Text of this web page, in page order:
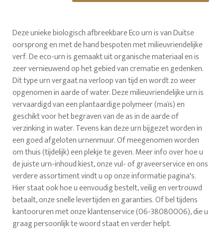
Deze unieke biologisch afbreekbare Eco urn is van Duitse
oorsprong en met de hand bespoten met milieuvriendelijke
verf. De eco-urn is gemaakt uit organische materiaal en is
zeer vernieuwend op het gebied van crematie en gedenken.
Dit type urn vergaat na verloop van tijd en wordt zo weer
opgenomen in aarde of water. Deze milieuvriendelijke urn is
vervaardigd van een plantaardige polymeer (maïs) en
geschikt voor het begraven van de as in de aarde of
verzinking in water. Tevens kan deze urn bijgezet worden in
een goed afgeloten urnenmuur. Of meegenomen worden
om thuis (tijdelijk) een plekje te geven. Meer info over hoe u
de juiste urn-inhoud kiest, onze vul- of graveerservice en ons
verdere assortiment vindt u op onze informatie pagina's.
Hier staat ook hoe u eenvoudig bestelt, veilig en vertrouwd
betaalt, onze snelle levertijden en garanties. Of bel tijdens
kantooruren met onze klantenservice (06-38080006), die u
graag persoonlijk te woord staat en verder helpt.